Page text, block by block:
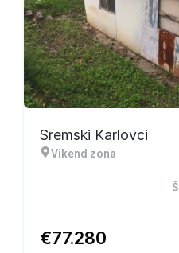
Sremski Karlovci
Vikend zona
€77.280